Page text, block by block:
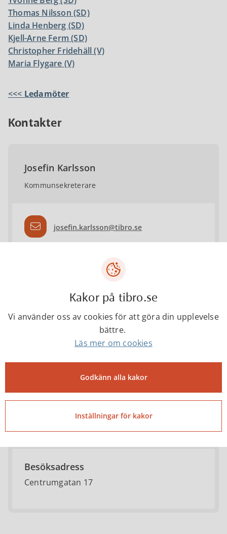
Thomas Nilsson (SD)
Linda Henberg (SD)
Kjell-Arne Ferm (SD)
Christopher Fridehäll (V)
Maria Flygare (V)
<<< Ledamöter
Kontakter
Josefin Karlsson
Kommunsekreterare
josefin.karlsson@tibro.se
Tibro kommun
0504-18000
kommun@tibro.se
Mån-fre kl. 07.30-16.00
Besöksadress
Centrumgatan 17
Kakor på tibro.se
Vi använder oss av cookies för att göra din upplevelse
bättre.
Läs mer om cookies
Godkänn alla kakor
Inställningar för kakor